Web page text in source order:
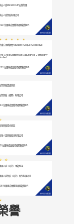
宏人壽WE GROUP宏創集團
宏人壽保險有限公司
位團隊成員獲得國際龍獎IDA
東方理財顧問Advisors' Clique Collective
Great Eastern Life Assurance Company
位團隊成員獲得國際龍獎IDA
邦保險豐盛家族
邦保險（國際）有限公司
位團隊成員獲得國際龍獎IDA
華保險陽光家族
華人壽保險股份有限公司
位團隊成員獲得國際龍獎IDA
國人壽（海外）聚龍家族
國人壽保險（海外）股份有限公司
位團隊成員獲得國際龍獎IDA
譽